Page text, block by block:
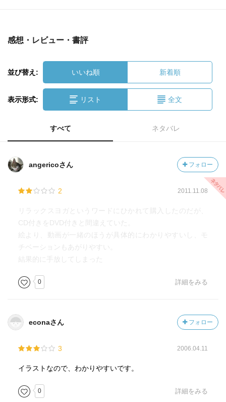
感想・レビュー・書評
並び替え: いいね順 新着順
表示形式: リスト 全文
すべて ネタバレ
angericoさん フォロー
2 2011.11.08
リラックスヨガというワードにひかれて購入したのだが、
CD付きをDVD付きと間違えていた。
絵より、動画が一緒のほうが具体的にわかりやすいし、モ
チベーションもあがりやすい。
結果的に手放してしまった
0 詳細をみる
econaさん フォロー
3 2006.04.11
イラストなので、わかりやすいです。
0 詳細をみる